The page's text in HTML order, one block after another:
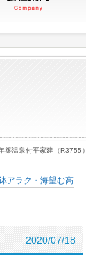
築温泉付平家建（R3755）
アラク・海望む高
2020/07/18